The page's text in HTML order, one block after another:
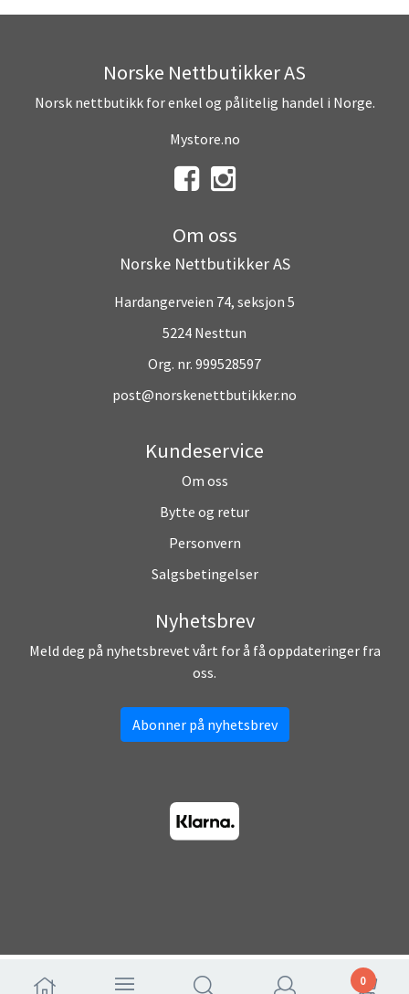
0
Norske Nettbutikker AS
Norsk nettbutikk for enkel og pålitelig handel i Norge.
Mystore.no
Om oss
Norske Nettbutikker AS
Hardangerveien 74, seksjon 5
5224 Nesttun
Org. nr. 999528597
post@norskenettbutikker.no
Kundeservice
Om oss
Bytte og retur
Personvern
Salgsbetingelser
Nyhetsbrev
Meld deg på nyhetsbrevet vårt for å få oppdateringer fra
oss.
Abonner på nyhetsbrev